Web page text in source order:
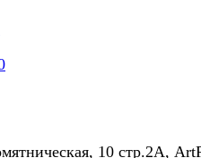
10 стр.2А,